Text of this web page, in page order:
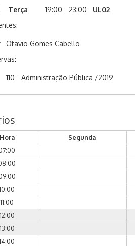
Terça 19:00 - 23:00
UL02
Otavio Gomes Cabello
110 - Administração Pública /2019
Hora Segunda
07:00
09:00
10:00
11:00
12:00
13:00
14:00